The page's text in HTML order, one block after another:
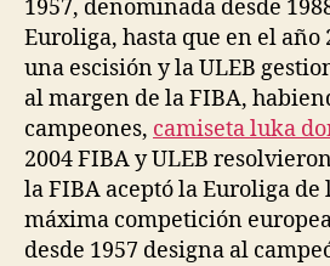
1957, denominada desde
Euroliga, hasta que en el año
una escisión y la ULEB
al margen de la FIBA,
campeones, camiseta luka
2004 FIBA y ULEB
la FIBA aceptó la Euroliga de
máxima competición
desde 1957 designa al